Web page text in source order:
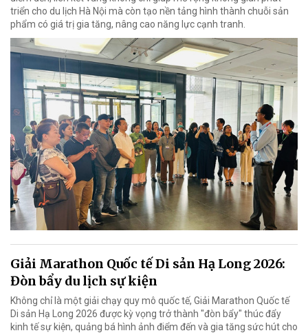
triển cho du lịch Hà Nội mà còn tạo nền tảng hình thành chuỗi sản
phẩm có giá trị gia tăng, nâng cao năng lực cạnh tranh.
Giải Marathon Quốc tế Di sản Hạ Long 2026:
Đòn bẩy du lịch sự kiện
Không chỉ là một giải chạy quy mô quốc tế, Giải Marathon Quốc tế
Di sản Hạ Long 2026 được kỳ vọng trở thành "đòn bẩy" thúc đẩy
kinh tế sự kiện, quảng bá hình ảnh điểm đến và gia tăng sức hút cho